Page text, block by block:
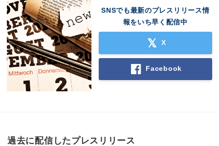
SNSでも最新のプレスリリース情
報をいち早く配信中
X
Facebook
過去に配信したプレスリリース